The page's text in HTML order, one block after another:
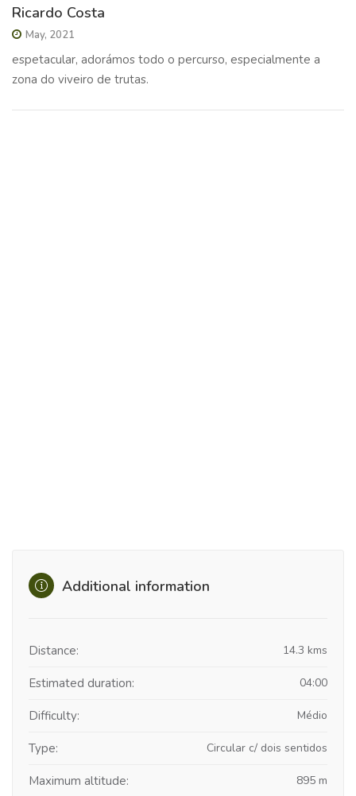
Ricardo Costa
May, 2021
espetacular, adorámos todo o percurso, especialmente a
zona do viveiro de trutas.
Additional information
Distance: 14.3 kms
Estimated duration: 04:00
Difficulty: Médio
Type: Circular c/ dois sentidos
Maximum altitude: 895 m